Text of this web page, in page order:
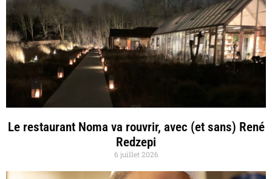
Le restaurant Noma va rouvrir, avec (et sans) René
Redzepi
6 juillet 2026